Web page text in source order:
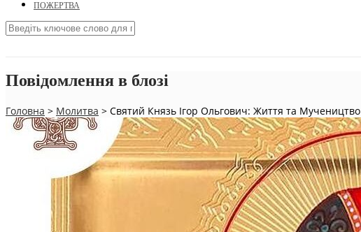
ПОЖЕРТВА
Повідомлення в блозі
Головна > Молитва > Святий Князь Ігор Ольгович: Життя та Мучеництво